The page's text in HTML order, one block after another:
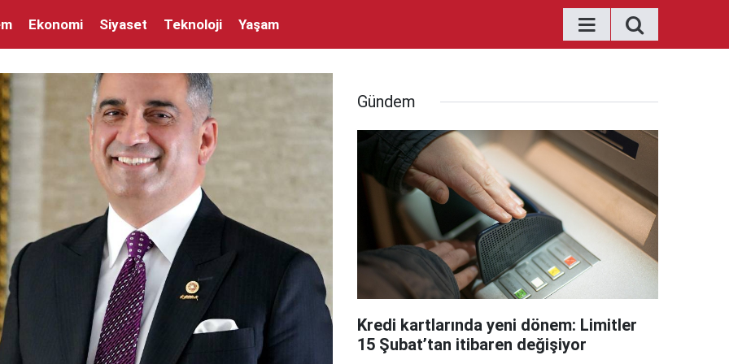
Ekonomi Siyaset Teknoloji Yaşam
Gündem
Kredi kartlarında yeni dönem: Limitler
15 Şubat’tan itibaren değişiyor